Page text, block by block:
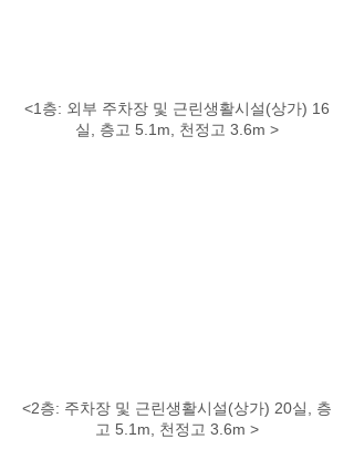
<1층: 외부 주차장 및 근린생활시설(상가) 16
실, 층고 5.1m, 천정고 3.6m >
<2층: 주차장 및 근린생활시설(상가) 20실, 층
고 5.1m, 천정고 3.6m >